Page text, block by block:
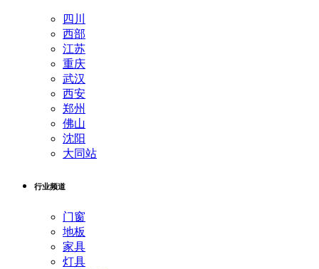
四川
西部
江苏
重庆
武汉
西安
郑州
佛山
沈阳
大同站
行业频道
门窗
地板
家具
灯具